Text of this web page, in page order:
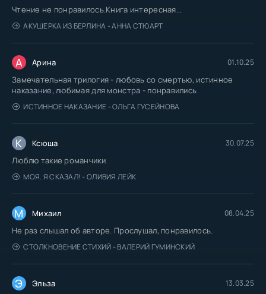
Чтение не понравилось.Книга интересная...
АКУШЕРКА ИЗ БЕРЛИНА - АННА СТЮАРТ
А Арина 01.10.25
Замечательная трилогия - любовь со смертью, истинное
наказание, любимая для монстра - понравились
ИСТИННОЕ НАКАЗАНИЕ - ОЛЬГА ГУСЕЙНОВА
К Ксюша 30.07.25
Люблю такие романчики
МОЯ. Я СКАЗАЛ! - ОЛИВИЯ ЛЕЙК
М Михаил 08.04.25
Не раз слышал об авторе. Прослушал, понравилось.
СТОЛКНОВЕНИЕ СТИХИЙ - ВАЛЕРИЙ ГУМИНСКИЙ
Э Эльза 13.03.25